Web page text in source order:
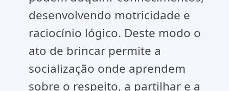
desenvolvendo motricidade e
raciocínio lógico. Deste modo o
ato de brincar permite a
socialização onde aprendem
sobre o respeito, a partilhar e a